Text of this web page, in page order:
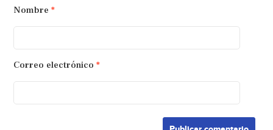
Nombre *
Correo electrónico *